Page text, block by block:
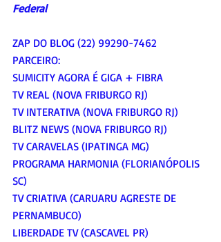
Federal
ZAP DO BLOG (22) 99290-7462
PARCEIRO:
SUMICITY AGORA É GIGA + FIBRA
TV REAL (NOVA FRIBURGO RJ)
TV INTERATIVA (NOVA FRIBURGO RJ)
BLITZ NEWS (NOVA FRIBURGO RJ)
TV CARAVELAS (IPATINGA MG)
PROGRAMA HARMONIA (FLORIANÓPOLIS
SC)
TV CRIATIVA (CARUARU AGRESTE DE
PERNAMBUCO)
LIBERDADE TV (CASCAVEL PR)